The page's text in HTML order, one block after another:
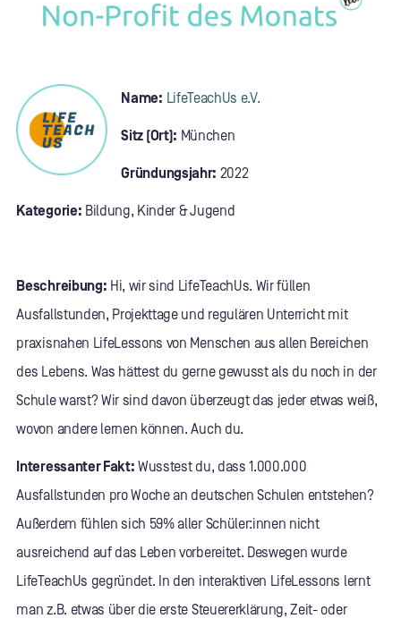
Name: LifeTeachUs e.V.
Sitz (Ort): München
Gründungsjahr: 2022
Kategorie: Bildung, Kinder & Jugend
Beschreibung: Hi, wir sind LifeTeachUs. Wir füllen
Ausfallstunden, Projekttage und regulären Unterricht mit
praxisnahen LifeLessons von Menschen aus allen Bereichen
des Lebens. Was hättest du gerne gewusst als du noch in der
Schule warst? Wir sind davon überzeugt das jeder etwas weiß,
wovon andere lernen können. Auch du.
Interessanter Fakt: Wusstest du, dass 1.000.000
Ausfallstunden pro Woche an deutschen Schulen entstehen?
Außerdem fühlen sich 59% aller Schüler:innen nicht
ausreichend auf das Leben vorbereitet. Deswegen wurde
LifeTeachUs gegründet. In den interaktiven LifeLessons lernt
man z.B. etwas über die erste Steuererklärung, Zeit- oder